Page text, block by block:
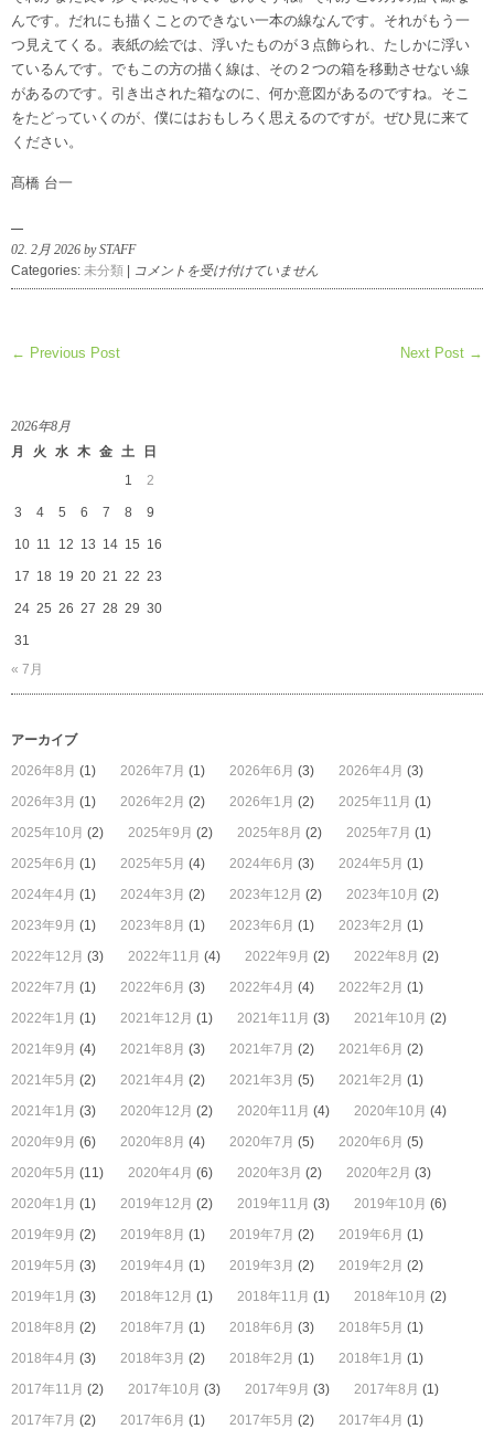
んです。だれにも描くことのできない一本の線なんです。それがもう一
つ見えてくる。表紙の絵では、浮いたものが３点飾られ、たしかに浮い
ているんです。でもこの方の描く線は、その２つの箱を移動させない線
があるのです。引き出された箱なのに、何か意図があるのですね。そこ
をたどっていくのが、僕にはおもしろく思えるのですが。ぜひ見に来て
ください。
髙橋 台一
02. 2月 2026 by STAFF
Categories: 未分類 | 吉
田
は
コメントを受け付けていません
← Previous Post Next Post →
2026年8月
月
火 水 木 金 土
日
1
2
3 4 5 6 7 8 9
10 11 12 13 14 15 16
17 18 19 20 21 22 23
24 25 26 27 28 29 30
31
« 7月
アーカイブ
2026年8月 (1) 2026年7月 (1) 2026年6月 (3) 2026年4月 (3)
2026年3月 (1) 2026年2月 (2) 2026年1月 (2) 2025年11月 (1)
2025年10月 (2) 2025年9月 (2) 2025年8月 (2) 2025年7月 (1)
2025年6月 (1) 2025年5月 (4) 2024年6月 (3) 2024年5月 (1)
2024年4月 (1) 2024年3月 (2) 2023年12月 (2) 2023年10月 (2)
2023年9月 (1) 2023年8月 (1) 2023年6月 (1) 2023年2月 (1)
2022年12月 (3) 2022年11月 (4) 2022年9月 (2) 2022年8月 (2)
2022年7月 (1) 2022年6月 (3) 2022年4月 (4) 2022年2月 (1)
2022年1月 (1) 2021年12月 (1) 2021年11月 (3) 2021年10月 (2)
2021年9月 (4) 2021年8月 (3) 2021年7月 (2) 2021年6月 (2)
2021年5月 (2) 2021年4月 (2) 2021年3月 (5) 2021年2月 (1)
2021年1月 (3) 2020年12月 (2) 2020年11月 (4) 2020年10月 (4)
2020年9月 (6) 2020年8月 (4) 2020年7月 (5) 2020年6月 (5)
2020年5月 (11) 2020年4月 (6) 2020年3月 (2) 2020年2月 (3)
2020年1月 (1) 2019年12月 (2) 2019年11月 (3) 2019年10月 (6)
2019年9月 (2) 2019年8月 (1) 2019年7月 (2) 2019年6月 (1)
2019年5月 (3) 2019年4月 (1) 2019年3月 (2) 2019年2月 (2)
2019年1月 (3) 2018年12月 (1) 2018年11月 (1) 2018年10月 (2)
2018年8月 (2) 2018年7月 (1) 2018年6月 (3) 2018年5月 (1)
2018年4月 (3) 2018年3月 (2) 2018年2月 (1) 2018年1月 (1)
2017年11月 (2) 2017年10月 (3) 2017年9月 (3) 2017年8月 (1)
2017年7月 (2) 2017年6月 (1) 2017年5月 (2) 2017年4月 (1)